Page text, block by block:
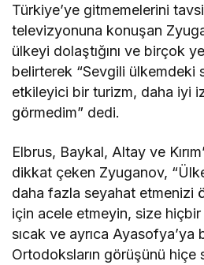
Türkiye’ye gitmemelerini
televizyonuna konuşan
ülkeyi dolaştığını ve birçok
belirterek “Sevgili ülkemdeki
etkileyici bir turizm, daha iyi
görmedim” dedi.
Elbrus, Baykal, Altay ve
dikkat çeken Zyuganov,
daha fazla seyahat etmenizi
için acele etmeyin, size
sıcak ve ayrıca Ayasofya’ya
Ortodoksların görüşünü hiçe